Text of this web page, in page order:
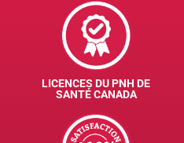
LICENCES DU PNH DE
SANTÉ CANADA